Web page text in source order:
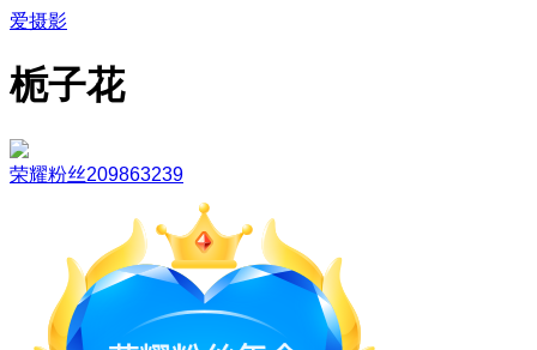
爱摄影
栀子花
荣耀粉丝209863239